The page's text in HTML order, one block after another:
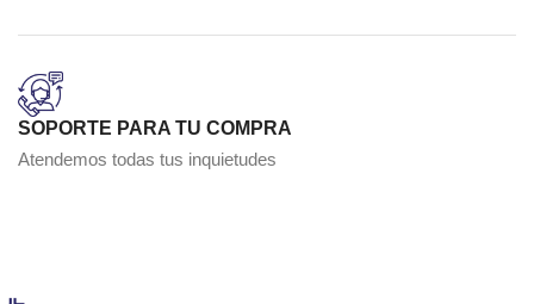
SOPORTE PARA TU COMPRA
Atendemos todas tus inquietudes